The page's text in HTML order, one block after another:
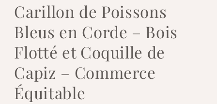
Carillon de Poissons
Bleus en Corde – Bois
Flotté et Coquille de
Capiz – Commerce
Équitable